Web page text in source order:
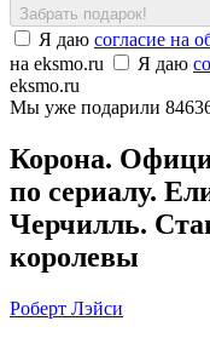
Забрать подарок!
Я даю согласие на
на eksmo.ru
Я даю
eksmo.ru
Мы уже подарили
Корона.
по сериалу.
Черчилль.
королевы
Роберт Лэйси